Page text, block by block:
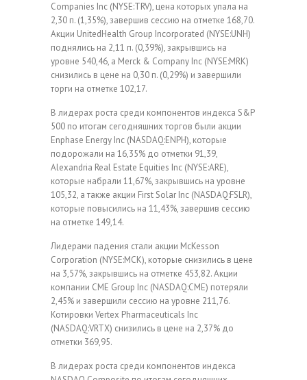
Companies Inc (NYSE:TRV), цена которых упала на
2,30 п. (1,35%), завершив сессию на отметке 168,70.
Акции UnitedHealth Group Incorporated (NYSE:UNH)
поднялись на 2,11 п. (0,39%), закрывшись на
уровне 540,46, а Merck & Company Inc (NYSE:MRK)
снизились в цене на 0,30 п. (0,29%) и завершили
торги на отметке 102,17.
В лидерах роста среди компонентов индекса S&P
500 по итогам сегодняшних торгов были акции
Enphase Energy Inc (NASDAQ:ENPH), которые
подорожали на 16,35% до отметки 91,39,
Alexandria Real Estate Equities Inc (NYSE:ARE),
которые набрали 11,67%, закрывшись на уровне
105,32, а также акции First Solar Inc (NASDAQ:FSLR),
которые повысились на 11,43%, завершив сессию
на отметке 149,14.
Лидерами падения стали акции McKesson
Corporation (NYSE:MCK), которые снизились в цене
на 3,57%, закрывшись на отметке 453,82. Акции
компании CME Group Inc (NASDAQ:CME) потеряли
2,45% и завершили сессию на уровне 211,76.
Котировки Vertex Pharmaceuticals Inc
(NASDAQ:VRTX) снизились в цене на 2,37% до
отметки 369,95.
В лидерах роста среди компонентов индекса